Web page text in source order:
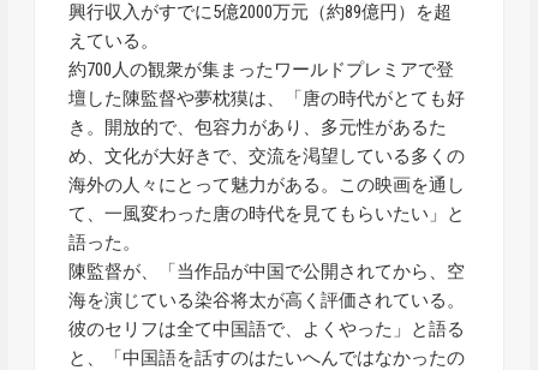
興行収入がすでに5億2000万元（約89億円）を超
えている。
約700人の観衆が集まったワールドプレミアで登
壇した陳監督や夢枕獏は、「唐の時代がとても好
き。開放的で、包容力があり、多元性があるた
め、文化が大好きで、交流を渇望している多くの
海外の人々にとって魅力がある。この映画を通し
て、一風変わった唐の時代を見てもらいたい」と
語った。
陳監督が、「当作品が中国で公開されてから、空
海を演じている染谷将太が高く評価されている。
彼のセリフは全て中国語で、よくやった」と語る
と、「中国語を話すのはたいへんではなかったの